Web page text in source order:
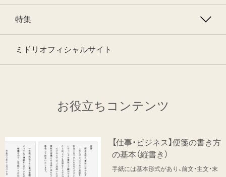
特集
ミドリオフィシャルサイト
お役立ちコンテンツ
【仕事・ビジネス】便箋の書き方
の基本（縦書き）
手紙には基本形式があり、前文・主文・末